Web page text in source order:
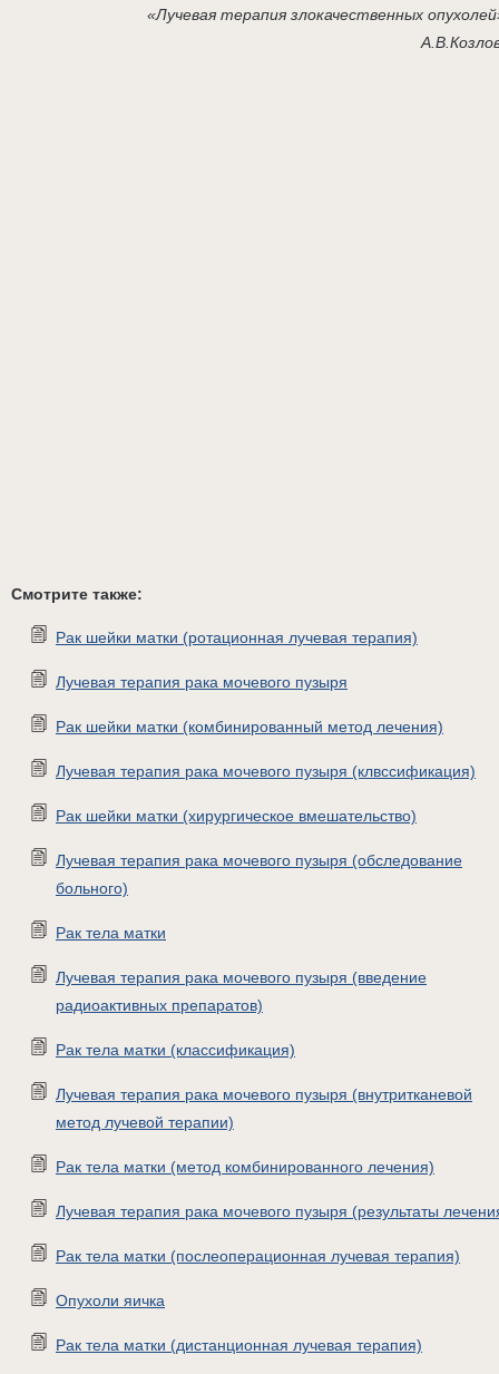
«Лучевая терапия злокачественных
Смотрите также:
Рак шейки матки (ротационная лучевая терапия)
Лучевая терапия рака мочевого пузыря
Рак шейки матки (комбинированный метод лечения)
Лучевая терапия рака мочевого пузыря (клвссификация)
Рак шейки матки (хирургическое вмешательство)
Лучевая терапия рака мочевого пузыря (обследование
больного)
Рак тела матки
Лучевая терапия рака мочевого пузыря (введение
радиоактивных препаратов)
Рак тела матки (классификация)
Лучевая терапия рака мочевого пузыря (внутритканевой
метод лучевой терапии)
Рак тела матки (метод комбинированного лечения)
Лучевая терапия рака мочевого пузыря (результаты
Рак тела матки (послеоперационная лучевая терапия)
Опухоли яичка
Рак тела матки (дистанционная лучевая терапия)